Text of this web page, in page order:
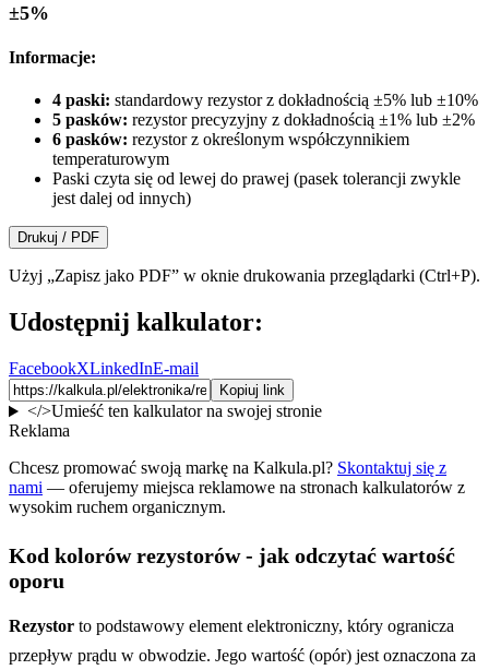
±5%
Informacje:
4 paski: standardowy rezystor z dokładnością ±5% lub ±10%
5 pasków: rezystor precyzyjny z dokładnością ±1% lub ±2%
6 pasków: rezystor z określonym współczynnikiem
temperaturowym
Paski czyta się od lewej do prawej (pasek tolerancji zwykle
jest dalej od innych)
Drukuj / PDF
Użyj „Zapisz jako PDF” w oknie drukowania przeglądarki (Ctrl+P).
Udostępnij kalkulator:
FacebookXLinkedInE-mail
Kopiuj link
</>Umieść ten kalkulator na swojej stronie
Reklama
Chcesz promować swoją markę na Kalkula.pl? Skontaktuj się z
nami — oferujemy miejsca reklamowe na stronach kalkulatorów z
wysokim ruchem organicznym.
Kod kolorów rezystorów - jak odczytać wartość
oporu
Rezystor to podstawowy element elektroniczny, który ogranicza
przepływ prądu w obwodzie. Jego wartość (opór) jest oznaczona za